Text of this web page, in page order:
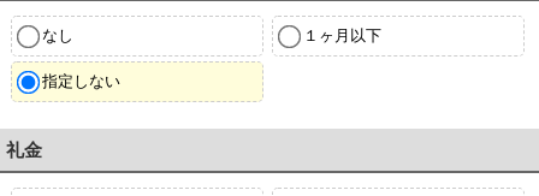
なし １ヶ月以下
指定しない
礼金